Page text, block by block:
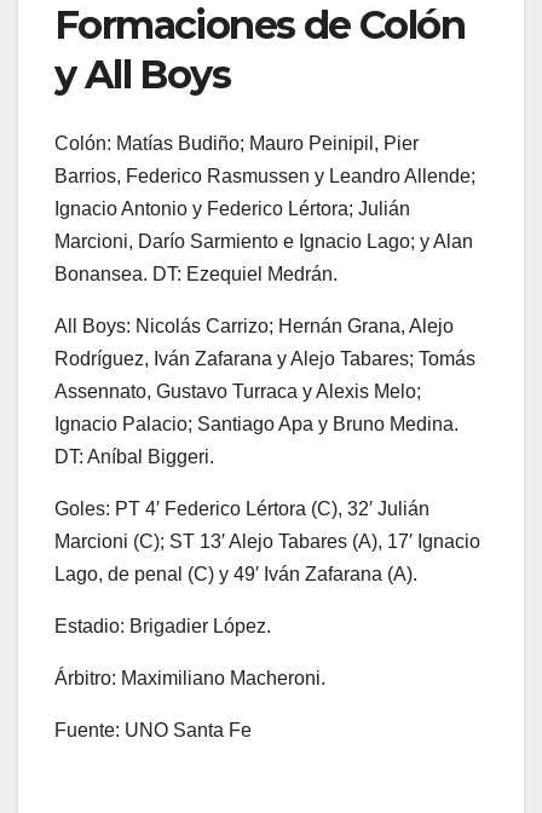
Formaciones de Colón
y All Boys
Colón: Matías Budiño; Mauro Peinipil, Pier
Barrios, Federico Rasmussen y Leandro Allende;
Ignacio Antonio y Federico Lértora; Julián
Marcioni, Darío Sarmiento e Ignacio Lago; y Alan
Bonansea. DT: Ezequiel Medrán.
All Boys: Nicolás Carrizo; Hernán Grana, Alejo
Rodríguez, Iván Zafarana y Alejo Tabares; Tomás
Assennato, Gustavo Turraca y Alexis Melo;
Ignacio Palacio; Santiago Apa y Bruno Medina.
DT: Aníbal Biggeri.
Goles: PT 4′ Federico Lértora (C), 32′ Julián
Marcioni (C); ST 13′ Alejo Tabares (A), 17′ Ignacio
Lago, de penal (C) y 49′ Iván Zafarana (A).
Estadio: Brigadier López.
Árbitro: Maximiliano Macheroni.
Fuente: UNO Santa Fe